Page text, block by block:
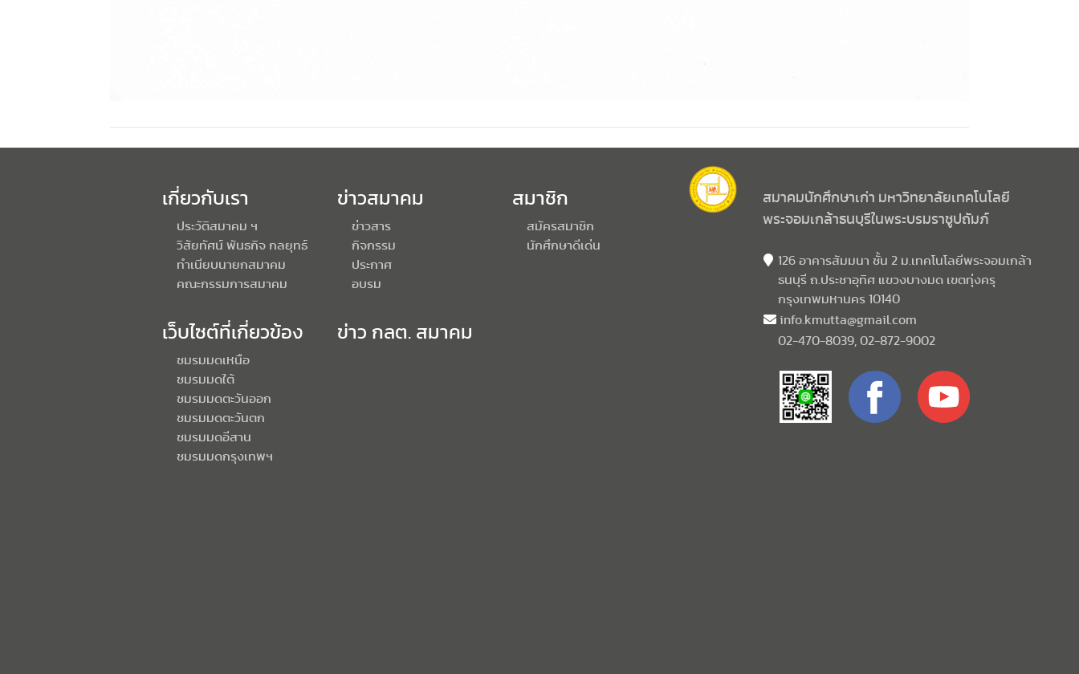
เกี่ยวกับเรา
ประวัติสมาคม ฯ
วิสัยทัศน์ พันธกิจ กลยุทธ์
ทำเนียบนายกสมาคม
คณะกรรมการสมาคม
ข่าวสมาคม
ข่าวสาร
กิจกรรม
ประกาศ
อบรม
สมาชิก
สมัครสมาชิก
นักศึกษาดีเด่น
เว็บไซต์ที่เกี่ยวข้อง
ชมรมมดเหนือ
ชมรมมดใต้
ชมรมมดตะวันออก
ชมรมมดตะวันตก
ชมรมมดอีสาน
ชมรมมดกรุงเทพฯ
ข่าว กลต. สมาคม
สมาคมนักศึกษาเก่า มหาวิทยาลัยเทคโนโลยี
พระจอมเกล้าธนบุรีในพระบรมราชูปถัมภ์
126 อาคารสัมมนา ชั้น 2 ม.เทคโนโลยีพระจอมเกล้า
ธนบุรี ถ.ประชาอุทิศ แขวงบางมด เขตทุ่งครุ
กรุงเทพมหานคร 10140
info.kmutta@gmail.com
02-470-8039, 02-872-9002